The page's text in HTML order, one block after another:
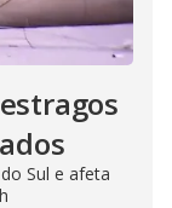
Sul e afeta